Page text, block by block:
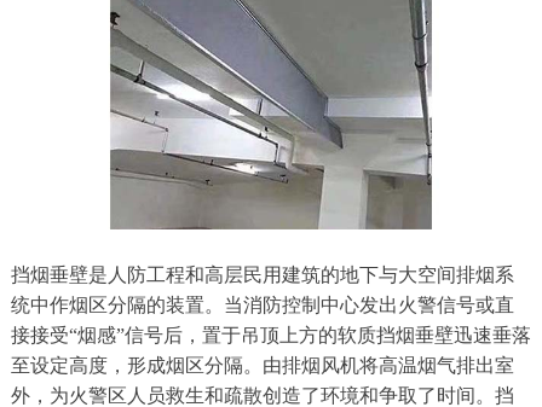
挡烟垂壁是人防工程和高层民用建筑的地下与大空间排烟系
统中作烟区分隔的装置。当消防控制中心发出火警信号或直
接接受“烟感”信号后，置于吊顶上方的软质挡烟垂壁迅速垂落
至设定高度，形成烟区分隔。由排烟风机将高温烟气排出室
外，为火警区人员救生和疏散创造了环境和争取了时间。挡